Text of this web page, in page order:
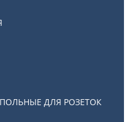
ДЛЯ РОЗЕТОК